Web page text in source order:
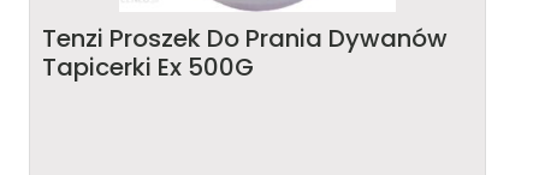
Tenzi Proszek Do Prania Dywanów
Tapicerki Ex 500G